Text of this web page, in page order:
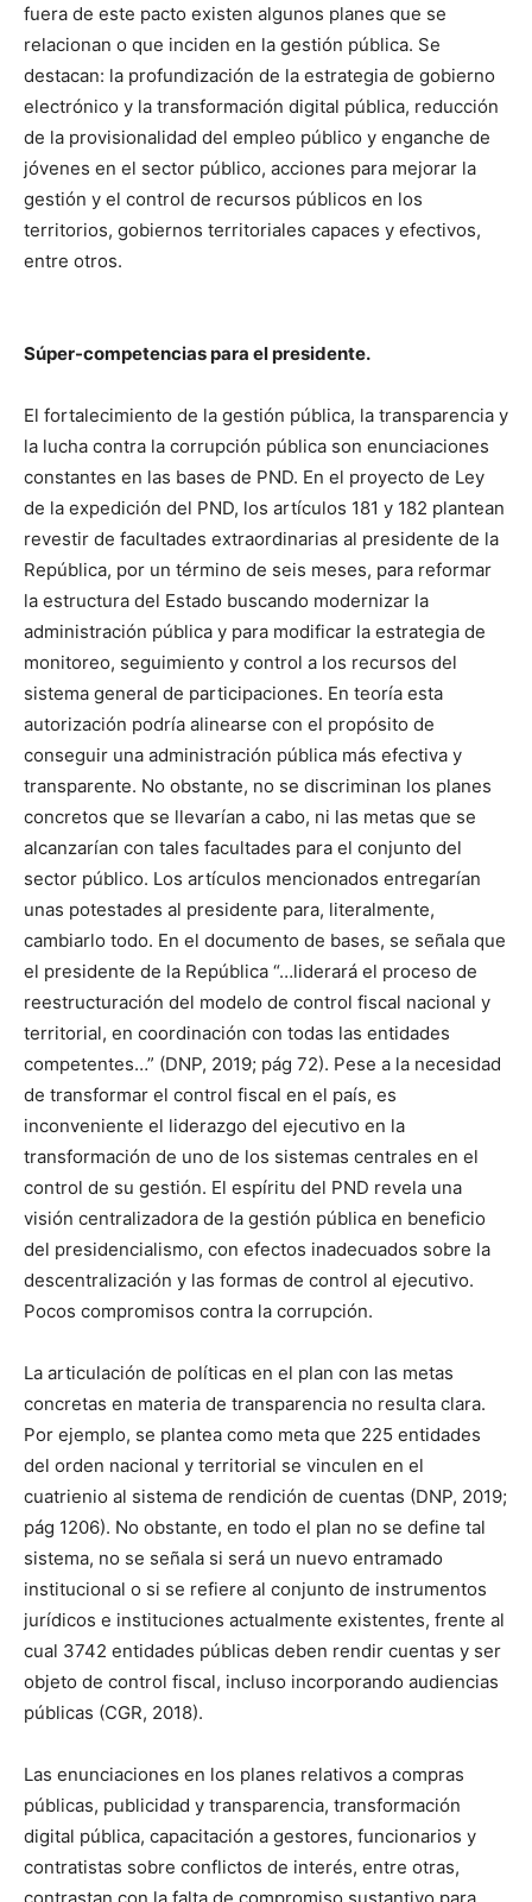
fuera de este pacto existen algunos planes que se
relacionan o que inciden en la gestión pública. Se
destacan: la profundización de la estrategia de gobierno
electrónico y la transformación digital pública, reducción
de la provisionalidad del empleo público y enganche de
jóvenes en el sector público, acciones para mejorar la
gestión y el control de recursos públicos en los
territorios, gobiernos territoriales capaces y efectivos,
entre otros.
Súper-competencias para el presidente.
El fortalecimiento de la gestión pública, la transparencia y
la lucha contra la corrupción pública son enunciaciones
constantes en las bases de PND. En el proyecto de Ley
de la expedición del PND, los artículos 181 y 182 plantean
revestir de facultades extraordinarias al presidente de la
República, por un término de seis meses, para reformar
la estructura del Estado buscando modernizar la
administración pública y para modificar la estrategia de
monitoreo, seguimiento y control a los recursos del
sistema general de participaciones. En teoría esta
autorización podría alinearse con el propósito de
conseguir una administración pública más efectiva y
transparente. No obstante, no se discriminan los planes
concretos que se llevarían a cabo, ni las metas que se
alcanzarían con tales facultades para el conjunto del
sector público. Los artículos mencionados entregarían
unas potestades al presidente para, literalmente,
cambiarlo todo. En el documento de bases, se señala que
el presidente de la República “…liderará el proceso de
reestructuración del modelo de control fiscal nacional y
territorial, en coordinación con todas las entidades
competentes…” (DNP, 2019; pág 72). Pese a la necesidad
de transformar el control fiscal en el país, es
inconveniente el liderazgo del ejecutivo en la
transformación de uno de los sistemas centrales en el
control de su gestión. El espíritu del PND revela una
visión centralizadora de la gestión pública en beneficio
del presidencialismo, con efectos inadecuados sobre la
descentralización y las formas de control al ejecutivo.
Pocos compromisos contra la corrupción.
La articulación de políticas en el plan con las metas
concretas en materia de transparencia no resulta clara.
Por ejemplo, se plantea como meta que 225 entidades
del orden nacional y territorial se vinculen en el
cuatrienio al sistema de rendición de cuentas (DNP, 2019;
pág 1206). No obstante, en todo el plan no se define tal
sistema, no se señala si será un nuevo entramado
institucional o si se refiere al conjunto de instrumentos
jurídicos e instituciones actualmente existentes, frente al
cual 3742 entidades públicas deben rendir cuentas y ser
objeto de control fiscal, incluso incorporando audiencias
públicas (CGR, 2018).
Las enunciaciones en los planes relativos a compras
públicas, publicidad y transparencia, transformación
digital pública, capacitación a gestores, funcionarios y
contratistas sobre conflictos de interés, entre otras,